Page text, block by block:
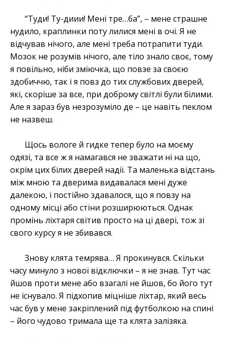
“Туди! Ту-диии! Мені тре…ба”, – мене страшне
нудило, краплинки поту лилися мені в очі. Я не
відчував нічого, але мені треба потрапити туди.
Мозок не розумів нічого, але тіло знало своє, тому
я повільно, ніби зміючка, що повзе за своєю
здобиччю, так і я повз до тих службових дверей,
які, скоріше за все, при доброму світлі були білими.
Але я зараз був незрозуміло де – це навіть пеклом
не назвеш.
Щось вологе й гидке тепер було на моєму
одязі, та все ж я намагався не зважати ні на що,
окрім цих білих дверей надії. Та маленька відстань
між мною та дверима видавалася мені дуже
далекою, і постійно здавалося, що я повзу на
одному місці або стіни розширюються. Однак
промінь ліхтаря світив просто на ці двері, тож зі
свого курсу я не збивався.
Знову клята темрява… Я прокинувся. Скільки
часу минуло з нової відключки – я не знав. Тут час
йшов проти мене або взагалі не йшов, бо його тут
не існувало. Я підхопив міцніше ліхтар, який весь
час був у мене закріплений під футболкою на спині
– його чудово тримала ще та клята залізяка.